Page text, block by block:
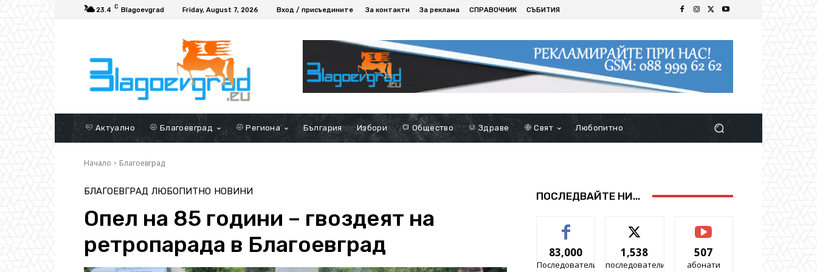
23.4 C Blagoevgrad Friday, August 7, 2026 Вход / присъедините За контакти За реклама СПРАВОЧНИК СЪБИТИЯ
Актуално Благоевград Региона България Избори Общество Здраве Свят Любопитно
Начало Благоевград
БЛАГОЕВГРАД ЛЮБОПИТНО НОВИНИ
Опел на 85 години – гвоздеят на
ретропарада в Благоевград
ПОСЛЕДВАЙТЕ НИ...
83,000
Последователи
1,538
последователи
507
абонати